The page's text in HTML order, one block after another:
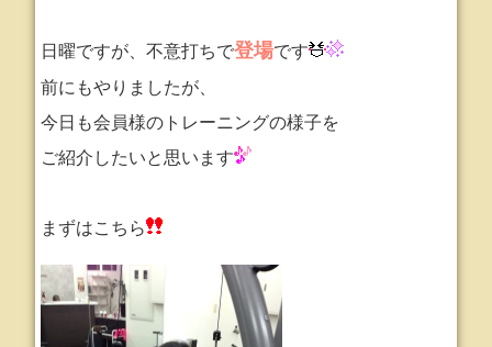
日曜ですが、不意打ちで登場です
前にもやりましたが、
今日も会員様のトレーニングの様子を
ご紹介したいと思います
まずはこちら